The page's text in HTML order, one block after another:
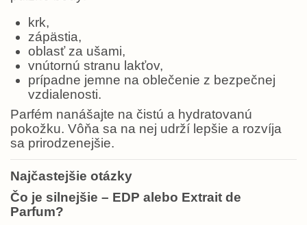
krk,
zápästia,
oblasť za ušami,
vnútornú stranu lakťov,
prípadne jemne na oblečenie z bezpečnej
vzdialenosti.
Parfém nanášajte na čistú a hydratovanú
pokožku. Vôňa sa na nej udrží lepšie a rozvíja
sa prirodzenejšie.
Najčastejšie otázky
Čo je silnejšie – EDP alebo Extrait de
Parfum?